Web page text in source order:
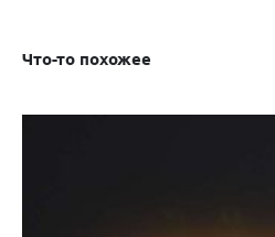
Что-то похожее